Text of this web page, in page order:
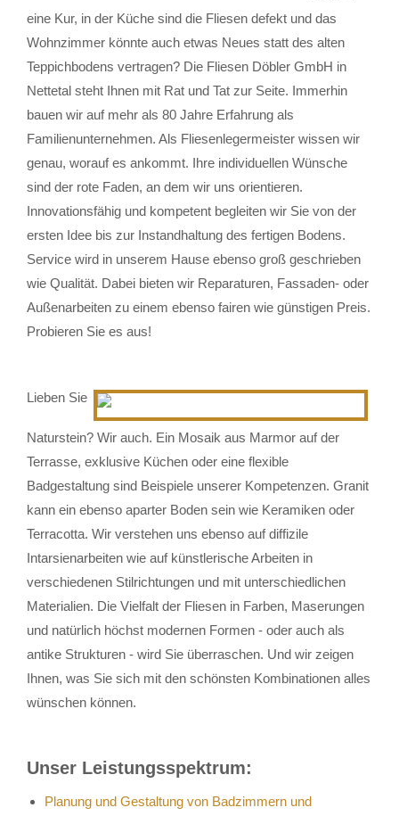
eine Kur, in der Küche sind die Fliesen defekt und das
Wohnzimmer könnte auch etwas Neues statt des alten
Teppichbodens vertragen? Die Fliesen Döbler GmbH in
Nettetal steht Ihnen mit Rat und Tat zur Seite. Immerhin
bauen wir auf mehr als 80 Jahre Erfahrung als
Familienunternehmen. Als Fliesenlegermeister wissen wir
genau, worauf es ankommt. Ihre individuellen Wünsche
sind der rote Faden, an dem wir uns orientieren.
Innovationsfähig und kompetent begleiten wir Sie von der
ersten Idee bis zur Instandhaltung des fertigen Bodens.
Service wird in unserem Hause ebenso groß geschrieben
wie Qualität. Dabei bieten wir Reparaturen, Fassaden- oder
Außenarbeiten zu einem ebenso fairen wie günstigen Preis.
Probieren Sie es aus!
Lieben Sie
Naturstein? Wir auch. Ein Mosaik aus Marmor auf der
Terrasse, exklusive Küchen oder eine flexible
Badgestaltung sind Beispiele unserer Kompetenzen. Granit
kann ein ebenso aparter Boden sein wie Keramiken oder
Terracotta. Wir verstehen uns ebenso auf diffizile
Intarsienarbeiten wie auf künstlerische Arbeiten in
verschiedenen Stilrichtungen und mit unterschiedlichen
Materialien. Die Vielfalt der Fliesen in Farben, Maserungen
und natürlich höchst modernen Formen - oder auch als
antike Strukturen - wird Sie überraschen. Und wir zeigen
Ihnen, was Sie sich mit den schönsten Kombinationen alles
wünschen können.
Unser Leistungsspektrum:
Planung und Gestaltung von Badzimmern und